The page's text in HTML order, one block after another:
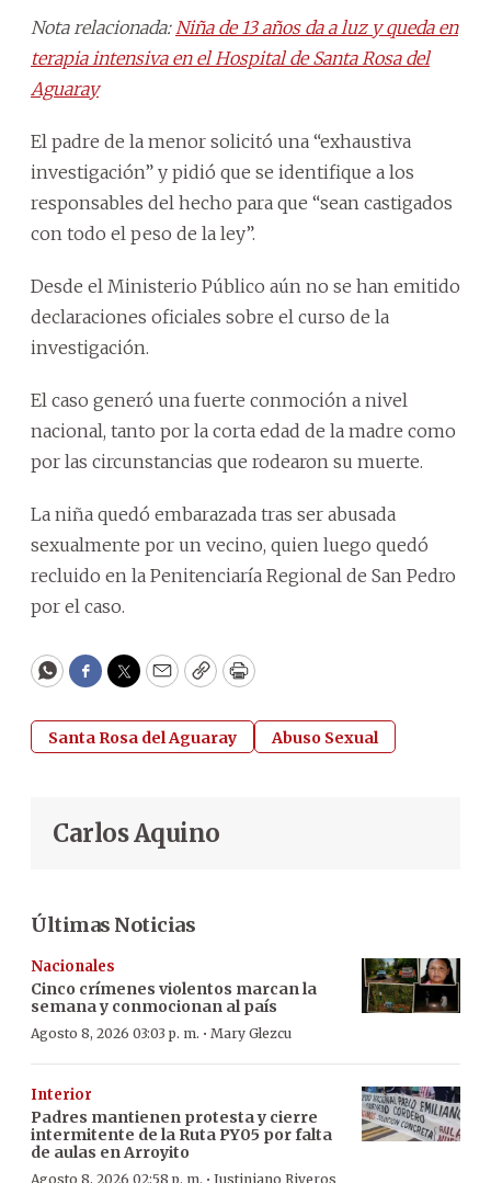
Nota relacionada: Niña de 13 años da a luz y queda en
terapia intensiva en el Hospital de Santa Rosa del
Aguaray
El padre de la menor solicitó una “exhaustiva
investigación” y pidió que se identifique a los
responsables del hecho para que “sean castigados
con todo el peso de la ley”.
Desde el Ministerio Público aún no se han emitido
declaraciones oficiales sobre el curso de la
investigación.
El caso generó una fuerte conmoción a nivel
nacional, tanto por la corta edad de la madre como
por las circunstancias que rodearon su muerte.
La niña quedó embarazada tras ser abusada
sexualmente por un vecino, quien luego quedó
recluido en la Penitenciaría Regional de San Pedro
por el caso.
WhatsApp
Facebook
Twitter
EmailCopyPrint
Santa Rosa del Aguaray Abuso Sexual
Carlos Aquino
Últimas Noticias
Nacionales
Cinco crímenes violentos marcan la
semana y conmocionan al país
Agosto 8, 2026 03:03 p. m. · Mary Glezcu
Interior
Padres mantienen protesta y cierre
intermitente de la Ruta PY05 por falta
de aulas en Arroyito
Agosto 8, 2026 02:58 p. m. Justiniano Riveros